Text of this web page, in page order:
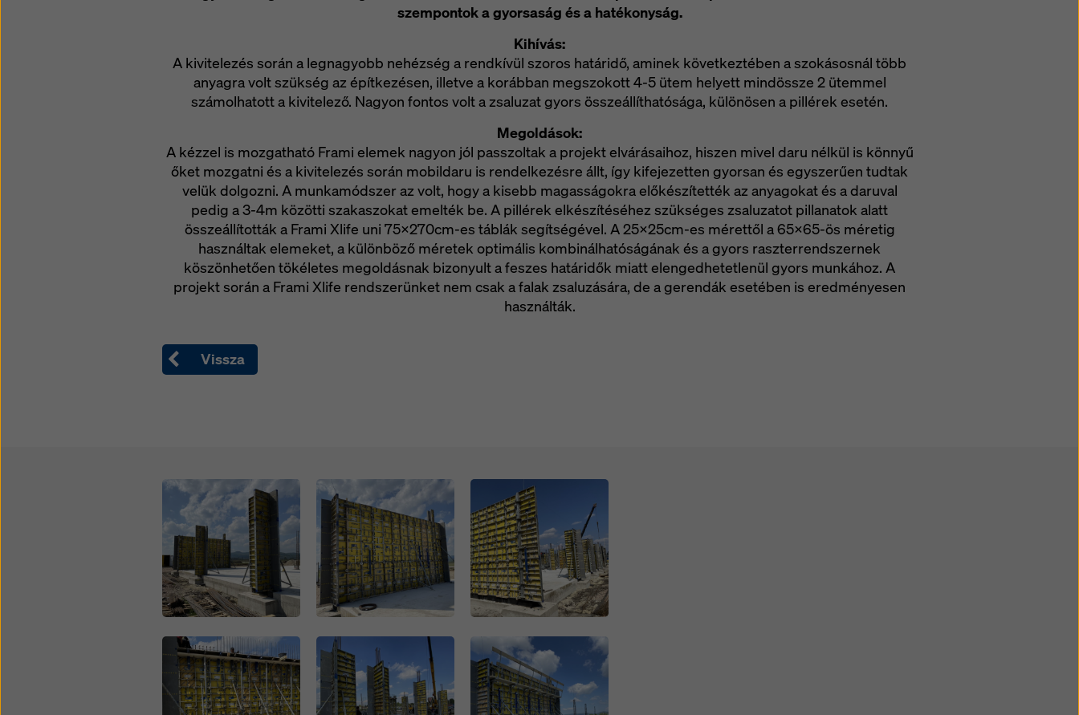
szempontok a gyorsaság és a hatékonyság.
Kihívás:
A kivitelezés során a legnagyobb nehézség a rendkívül szoros határidő, aminek következtében a szokásosnál több
anyagra volt szükség az építkezésen, illetve a korábban megszokott 4-5 ütem helyett mindössze 2 ütemmel
számolhatott a kivitelező. Nagyon fontos volt a zsaluzat gyors összeállíthatósága, különösen a pillérek esetén.
Megoldások:
A kézzel is mozgatható Frami elemek nagyon jól passzoltak a projekt elvárásaihoz, hiszen mivel daru nélkül is könnyű
őket mozgatni és a kivitelezés során mobildaru is rendelkezésre állt, így kifejezetten gyorsan és egyszerűen tudtak
velük dolgozni. A munkamódszer az volt, hogy a kisebb magasságokra előkészítették az anyagokat és a daruval
pedig a 3-4m közötti szakaszokat emelték be. A pillérek elkészítéséhez szükséges zsaluzatot pillanatok alatt
összeállították a Frami Xlife uni 75x270cm-es táblák segítségével. A 25x25cm-es mérettől a 65x65-ös méretig
használtak elemeket, a különböző méretek optimális kombinálhatóságának és a gyors raszterrendszernek
köszönhetően tökéletes megoldásnak bizonyult a feszes határidők miatt elengedhetetlenül gyors munkához. A
projekt során a Frami Xlife rendszerünket nem csak a falak zsaluzására, de a gerendák esetében is eredményesen
használták.
Vissza
Open
Open
Open
Open
Open
Open